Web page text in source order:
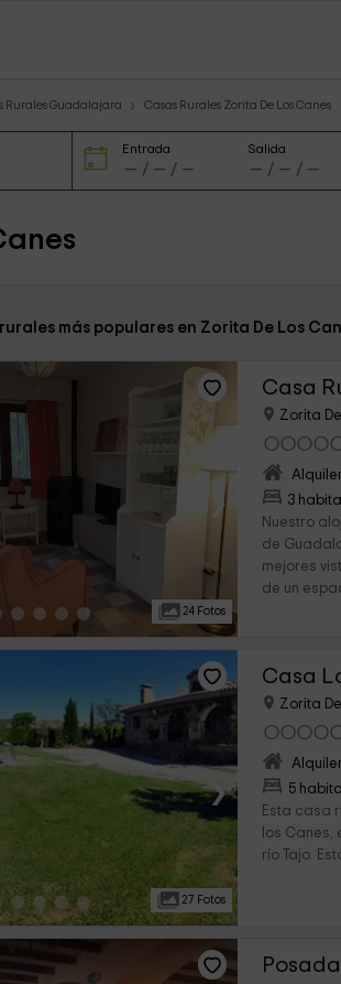
Rurales Guadalajara Casas Rurales Zorita De Los Canes
Entrada Salida
más populares en Zorita De Los
›
24 Fotos
Casa
Zorita
3
Nuestro
de
mejores
de un
›
27 Fotos
Casa
Zorita
5
Esta casa
los
río Tajo.